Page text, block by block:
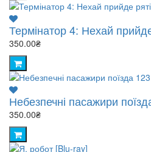
Термінатор 4: Нехай
350.00₴
Небезпечні пасажири
350.00₴